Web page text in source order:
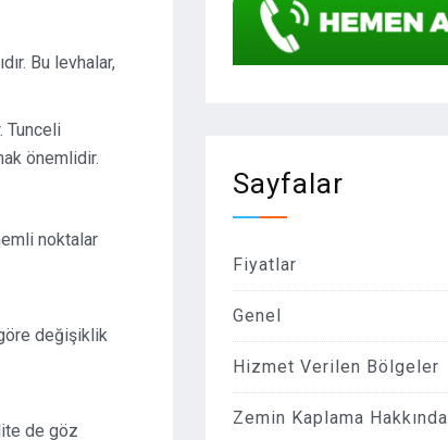
Bu levhalar,
Tunceli
önemlidir.
noktalar
değişiklik
de göz
Sayfalar
Fiyatlar
Genel
Hizmet Verilen Bölgeler
Zemin Kaplama Hakkında